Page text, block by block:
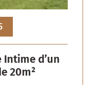
Intime d’un
20m²